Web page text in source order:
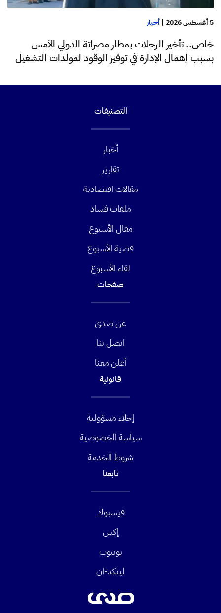
5 أغسطس 2026 | أخبار
خاص.. تأخير الرحلات بمطار مصراتة الدولي الأمس
بسبب إهمال الإدارة في توفير الوقود لمولدات التشغيل
التصنيفات
أخبار
تقارير
مقالات اقتصادية
ملفات فساد
مقال الأسبوع
قضية الأسبوع
لقاء الأسبوع
صفحات
عن صدى
اتصل بنا
أعلن معنا
قانونية
إخلاء مسؤولية
سياسة الخصوصية
شروط الخدمة
تابعنا
فيسبوك
إكس
يوتيوب
لينكد-ان